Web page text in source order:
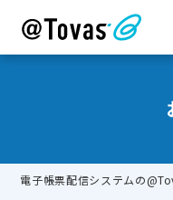
電子帳票配信システムの